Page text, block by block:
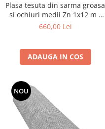
Plasa tesuta din sarma groasa
si ochiuri medii Zn 1x12 m -
3.0x3.0x1.0 mm
660,00 Lei
ADAUGA IN COS
NOU